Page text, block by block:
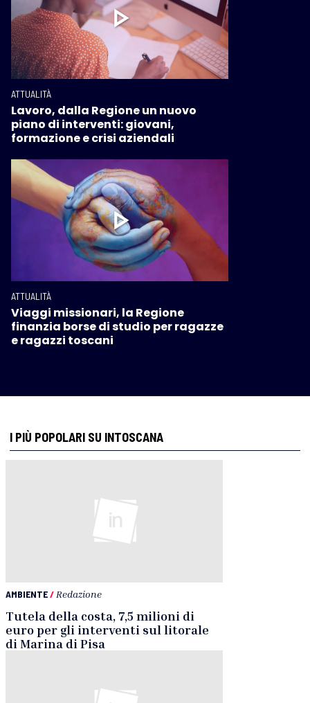
ATTUALITÀ
Lavoro, dalla Regione un nuovo
piano di interventi: giovani,
formazione e crisi aziendali
ATTUALITÀ
Viaggi missionari, la Regione
finanzia borse di studio per ragazze
e ragazzi toscani
I PIÙ POPOLARI SU INTOSCANA
AMBIENTE/ Redazione
Tutela della costa, 7,5 milioni di
euro per gli interventi sul litorale
di Marina di Pisa